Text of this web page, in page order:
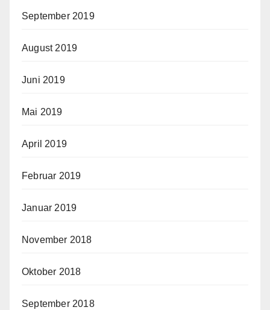
September 2019
August 2019
Juni 2019
Mai 2019
April 2019
Februar 2019
Januar 2019
November 2018
Oktober 2018
September 2018